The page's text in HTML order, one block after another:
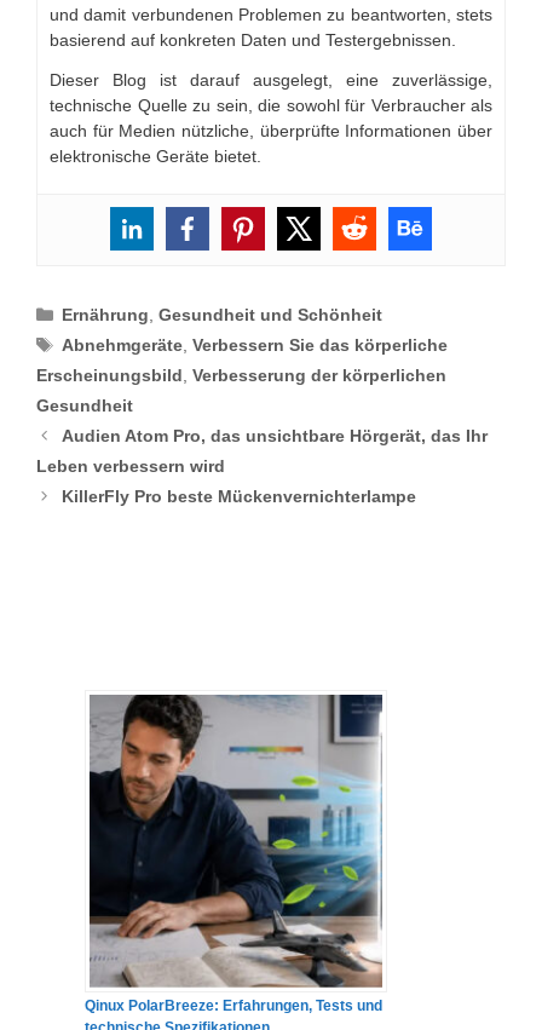
und damit verbundenen Problemen zu beantworten, stets
basierend auf konkreten Daten und Testergebnissen.
Dieser Blog ist darauf ausgelegt, eine zuverlässige,
technische Quelle zu sein, die sowohl für Verbraucher als
auch für Medien nützliche, überprüfte Informationen über
elektronische Geräte bietet.
Categories
Ernährung ,Gesundheit und Schönheit
Tags
Abnehmgeräte ,Verbessern Sie das körperliche
Erscheinungsbild Verbesserung der körperlichen
Gesundheit
Audien Atom Pro, das unsichtbare Hörgerät, das Ihr
Leben verbessern wird
KillerFly Pro beste Mückenvernichterlampe
Qinux PolarBreeze: Erfahrungen, Tests und